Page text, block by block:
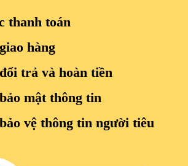
thanh toán
hàng
trả và hoàn tiền
mật thông tin
vệ thông tin người tiêu